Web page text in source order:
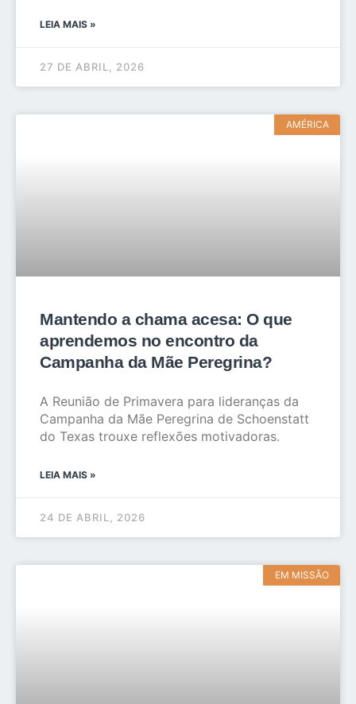
LEIA MAIS »
27 DE ABRIL, 2026
AMÉRICA
Mantendo a chama acesa: O que
aprendemos no encontro da
Campanha da Mãe Peregrina?
A Reunião de Primavera para lideranças da
Campanha da Mãe Peregrina de Schoenstatt
do Texas trouxe reflexões motivadoras.
LEIA MAIS »
24 DE ABRIL, 2026
EM MISSÃO